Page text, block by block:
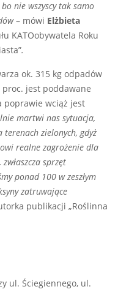
nie wszyscy tak samo
– mówi Elżbieta
KATOobywatela Roku
.
ok. 315 kg odpadów
proc. jest poddawane
poprawie wciąż jest
martwi nas sytuacja,
zielonych, gdyż
realne zagrożenie dla
sprzęt
ponad 100 w zeszłym
zatruwające
publikacji „Roślinna
ul. Ściegiennego, ul.